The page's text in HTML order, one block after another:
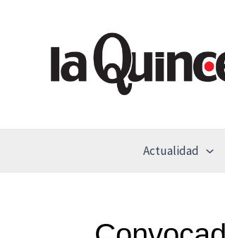
contenido
Actualidad